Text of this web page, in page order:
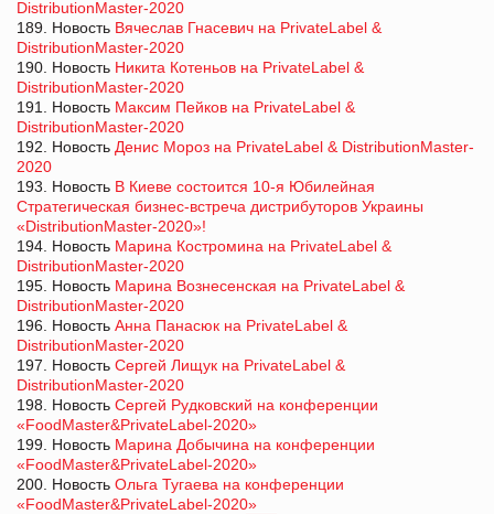
DistributionMaster-2020
189. Новость Вячеслав Гнасевич на PrivateLabel &
DistributionMaster-2020
190. Новость Никита Котеньов на PrivateLabel &
DistributionMaster-2020
191. Новость Максим Пейков на PrivateLabel &
DistributionMaster-2020
192. Новость Денис Мороз на PrivateLabel & DistributionMaster-
2020
193. Новость В Киеве состоится 10-я Юбилейная
Стратегическая бизнес-встреча дистрибуторов Украины
«DistributionMaster-2020»!
194. Новость Марина Костромина на PrivateLabel &
DistributionMaster-2020
195. Новость Марина Вознесенская на PrivateLabel &
DistributionMaster-2020
196. Новость Анна Панасюк на PrivateLabel &
DistributionMaster-2020
197. Новость Сергей Лищук на PrivateLabel &
DistributionMaster-2020
198. Новость Сергей Рудковский на конференции
«FoodMaster&PrivateLabel-2020»
199. Новость Марина Добычина на конференции
«FoodMaster&PrivateLabel-2020»
200. Новость Ольга Тугаева на конференции
«FoodMaster&PrivateLabel-2020»